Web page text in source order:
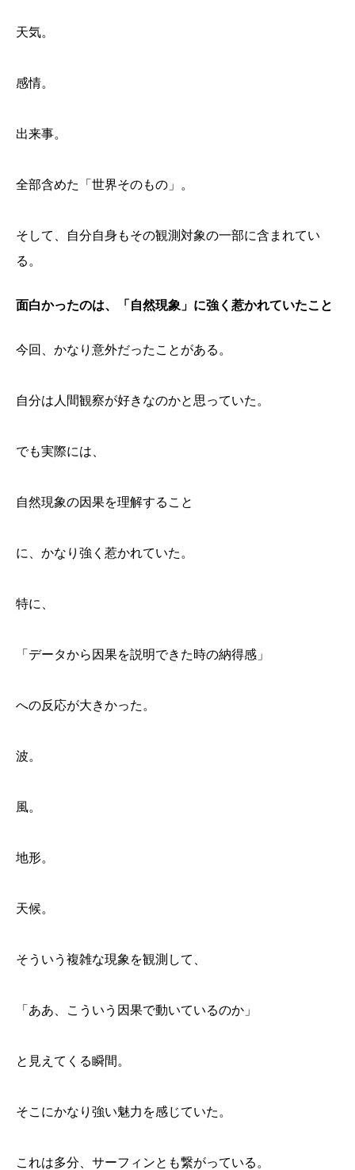
天気。
感情。
出来事。
全部含めた「世界そのもの」。
そして、自分自身もその観測対象の一部に含まれてい
る。
面白かったのは、「自然現象」に強く惹かれていたこと
今回、かなり意外だったことがある。
自分は人間観察が好きなのかと思っていた。
でも実際には、
自然現象の因果を理解すること
に、かなり強く惹かれていた。
特に、
「データから因果を説明できた時の納得感」
への反応が大きかった。
波。
風。
地形。
天候。
そういう複雑な現象を観測して、
「ああ、こういう因果で動いているのか」
と見えてくる瞬間。
そこにかなり強い魅力を感じていた。
これは多分、サーフィンとも繋がっている。
「なぜか記録したい」という感覚
と
為”だった